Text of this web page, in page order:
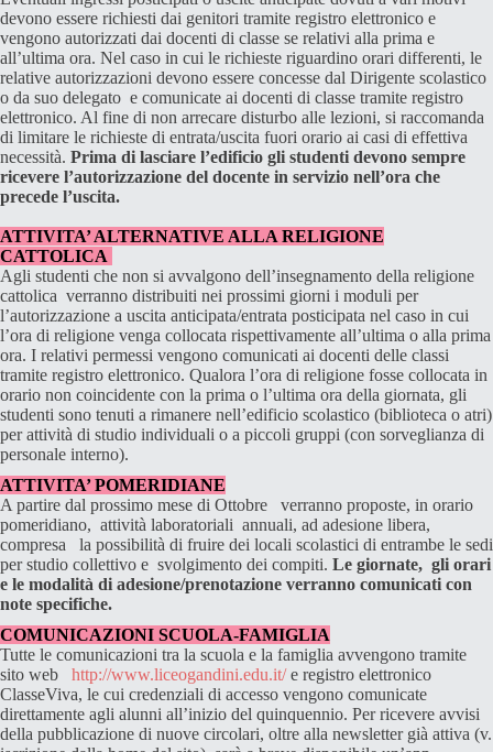
devono essere richiesti dai genitori tramite registro elettronico e
vengono autorizzati dai docenti di classe se relativi alla prima e
all’ultima ora. Nel caso in cui le richieste riguardino orari differenti, le
relative autorizzazioni devono essere concesse dal Dirigente scolastico
o da suo delegato e comunicate ai docenti di classe tramite registro
elettronico. Al fine di non arrecare disturbo alle lezioni, si raccomanda
di limitare le richieste di entrata/uscita fuori orario ai casi di effettiva
necessità. Prima di lasciare l’edificio gli studenti devono sempre
ricevere l’autorizzazione del docente in servizio nell’ora che
precede l’uscita.
ATTIVITA’ ALTERNATIVE ALLA RELIGIONE
CATTOLICA
Agli studenti che non si avvalgono dell’insegnamento della religione
cattolica verranno distribuiti nei prossimi giorni i moduli per
l’autorizzazione a uscita anticipata/entrata posticipata nel caso in cui
l’ora di religione venga collocata rispettivamente all’ultima o alla prima
ora. I relativi permessi vengono comunicati ai docenti delle classi
tramite registro elettronico. Qualora l’ora di religione fosse collocata in
orario non coincidente con la prima o l’ultima ora della giornata, gli
studenti sono tenuti a rimanere nell’edificio scolastico (biblioteca o atri)
per attività di studio individuali o a piccoli gruppi (con sorveglianza di
personale interno).
ATTIVITA’ POMERIDIANE
A partire dal prossimo mese di Ottobre verranno proposte, in orario
pomeridiano, attività laboratoriali annuali, ad adesione libera,
compresa la possibilità di fruire dei locali scolastici di entrambe le sedi
per studio collettivo e svolgimento dei compiti. Le giornate, gli orari
e le modalità di adesione/prenotazione verranno comunicati con
note specifiche.
COMUNICAZIONI SCUOLA-FAMIGLIA
Tutte le comunicazioni tra la scuola e la famiglia avvengono tramite
sito web http://www.liceogandini.edu.it/e registro elettronico
ClasseViva, le cui credenziali di accesso vengono comunicate
direttamente agli alunni all’inizio del quinquennio. Per ricevere avvisi
della pubblicazione di nuove circolari, oltre alla newsletter già attiva (v.